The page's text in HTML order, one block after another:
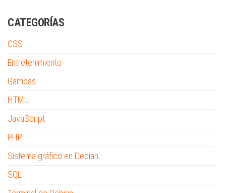
CATEGORÍAS
CSS
Entretenimiento
Gambas
HTML
JavaScript
PHP
Sistema gráfico en Debian
SQL